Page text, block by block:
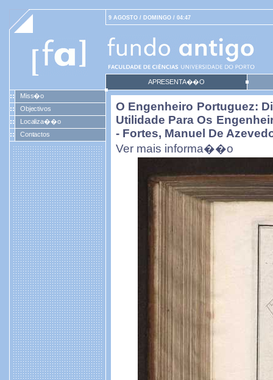
9 AGOSTO / DOMINGO / 04:47
APRESENTA��O
Miss�o
Objectivos
Localiza��o
Contactos
O Engenheiro Portuguez:
Utilidade Para Os
- Fortes, Manuel De
Ver mais informa��o